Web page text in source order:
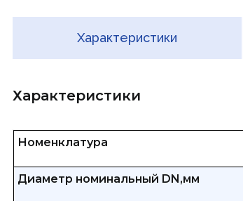
Характеристики
Характеристики
Номенклатура
Диаметр номинальный DN,мм